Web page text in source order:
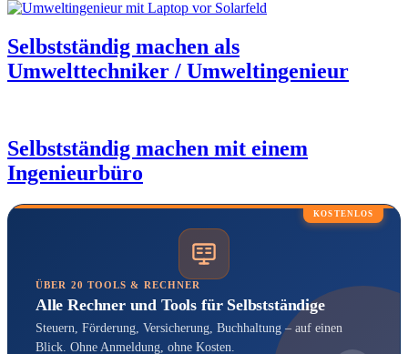
Selbstständig machen als
Umwelttechniker / Umweltingenieur
Selbstständig machen mit einem
Ingenieurbüro
KOSTENLOS
ÜBER 20 TOOLS & RECHNER
Alle Rechner und Tools für Selbstständige
Steuern, Förderung, Versicherung, Buchhaltung – auf einen
Blick. Ohne Anmeldung, ohne Kosten.